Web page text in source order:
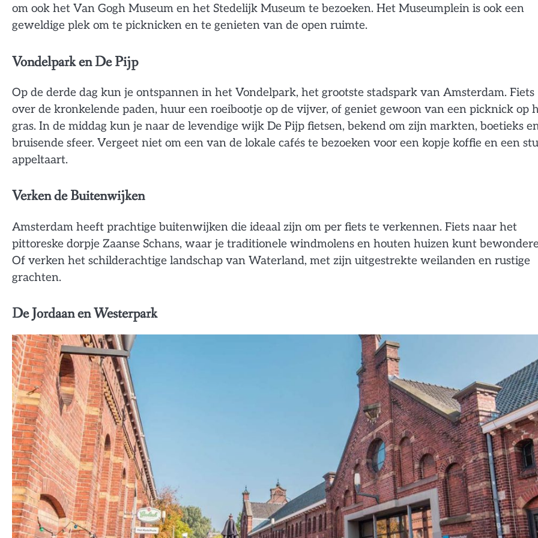
om ook het Van Gogh Museum en het Stedelijk Museum te bezoeken. Het Museumplein is ook een
geweldige plek om te picknicken en te genieten van de open ruimte.
Vondelpark en De Pijp
Op de derde dag kun je ontspannen in het Vondelpark, het grootste stadspark van Amsterdam. Fiets
over de kronkelende paden, huur een roeibootje op de vijver, of geniet gewoon van een picknick op
gras. In de middag kun je naar de levendige wijk De Pijp fietsen, bekend om zijn markten, boetieks
bruisende sfeer. Vergeet niet om een van de lokale cafés te bezoeken voor een kopje koffie en een
appeltaart.
Verken de Buitenwijken
Amsterdam heeft prachtige buitenwijken die ideaal zijn om per fiets te verkennen. Fiets naar het
pittoreske dorpje Zaanse Schans, waar je traditionele windmolens en houten huizen kunt
Of verken het schilderachtige landschap van Waterland, met zijn uitgestrekte weilanden en rustige
grachten.
De Jordaan en Westerpark